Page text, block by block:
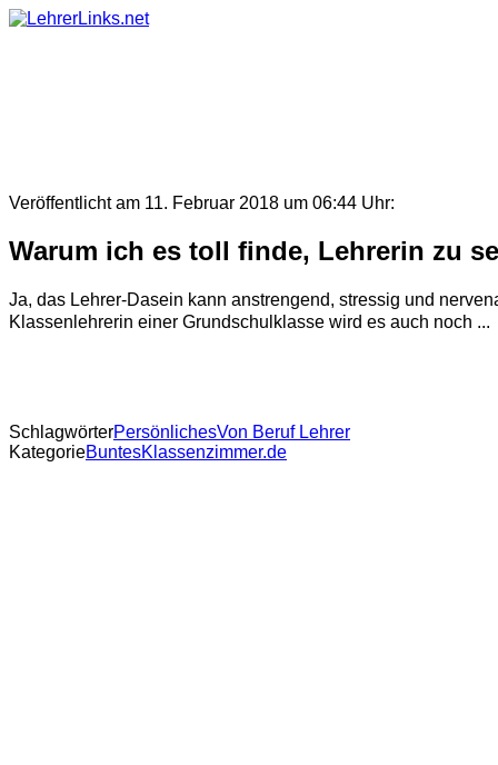
Skip
Veröffentlicht am 11. Februar 2018 um 06:44 Uhr:
Warum ich es toll finde, Lehrerin zu
Ja, das Lehrer-Dasein kann anstrengend, stressig und
Klassenlehrerin einer Grundschulklasse wird es auch noch ...
SchlagwörterPersönlichesVon Beruf Lehrer
KategorieBuntesKlassenzimmer.de